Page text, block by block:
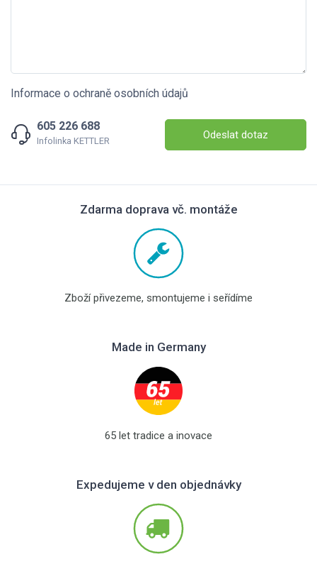
Informace o ochraně osobních údajů
605 226 688
Infolinka KETTLER Odeslat dotaz
Zdarma doprava vč. montáže
Zboží přivezeme, smontujeme i seřídíme
Made in Germany
65 let tradice a inovace
Expedujeme v den objednávky